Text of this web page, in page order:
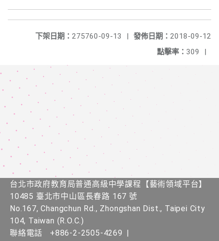
發佈日期： 2018-09-12
下架日期： 275760-09-13
|
點擊率： 309 |
台北市政府教育局普通高級中學課程​【​藝術領域平台】
10485 臺北市中山區長春路 167 號
No.167, Changchun Rd., Zhongshan Dist., Taipei City
104, Taiwan (R.O.C.)
聯絡電話
+886-2-2505-4269 |